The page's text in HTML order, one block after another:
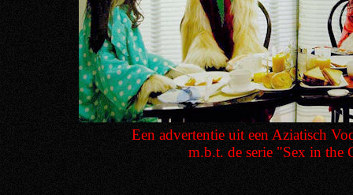
Een advertentie uit een Aziatisch
m.b.t. de serie "Sex in the